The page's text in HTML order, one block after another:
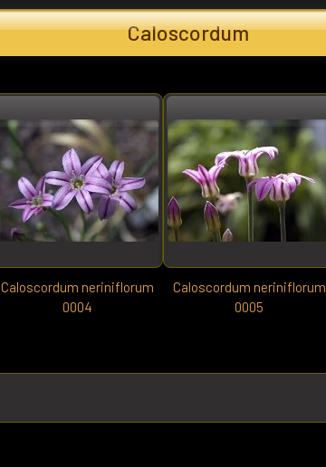
Caloscordum
Caloscordum neriniflorum
0004
Caloscordum neriniflorum
0005